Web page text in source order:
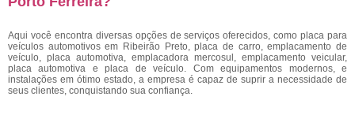
Aqui você encontra diversas opções de serviços oferecidos, como placa para
veículos automotivos em Ribeirão Preto, placa de carro, emplacamento de
veículo, placa automotiva, emplacadora mercosul, emplacamento veicular,
placa automotiva e placa de veículo. Com equipamentos modernos, e
instalações em ótimo estado, a empresa é capaz de suprir a necessidade de
seus clientes, conquistando sua confiança.